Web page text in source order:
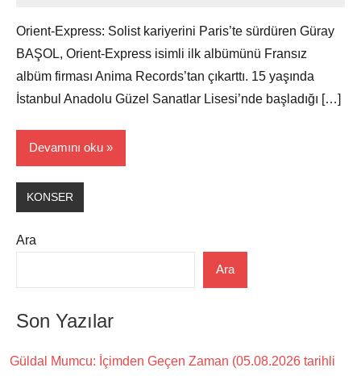
Orient-Express: Solist kariyerini Paris’te sürdüren Güray
BAŞOL, Orient-Express isimli ilk albümünü Fransız
albüm firması Anima Records’tan çıkarttı. 15 yaşında
İstanbul Anadolu Güzel Sanatlar Lisesi’nde başladığı […]
Devamını oku
KONSER
Ara
Ara
Son Yazılar
Güldal Mumcu: İçimden Geçen Zaman (05.08.2026 tarihli